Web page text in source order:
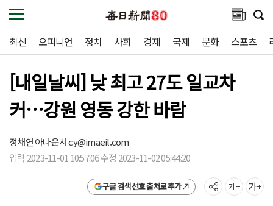
최신 오피니언 정치 사회 경제 국제 문화 스포츠
[내일날씨] 낮 최고 27도 일교차
커…강원 영동 강한 바람
정채연 아나운서cy@imaeil.com
입력 2023-11-01 10:57:06 수정 2023-11-02 05:44:20
구글 검색 선호 출처로 추가